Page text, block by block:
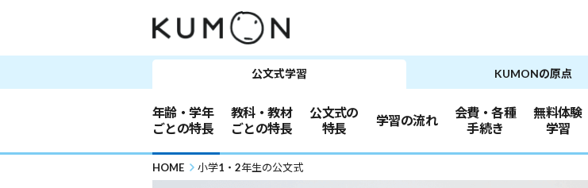
公文式学習 KUMONの原点
年齢・学年
ごとの特長
教科・教材
ごとの特長
公文式の
特長
学習の流れ
会費・各種
手続き
無料体験
学習
HOME 小学1・2年生の公文式